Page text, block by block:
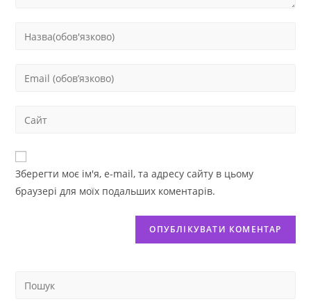
Зберегти моє ім'я, e-mail, та адресу сайту в цьому
браузері для моїх подальших коментарів.